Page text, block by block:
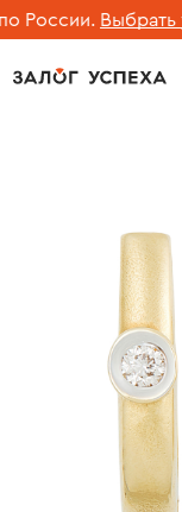
Выбрать